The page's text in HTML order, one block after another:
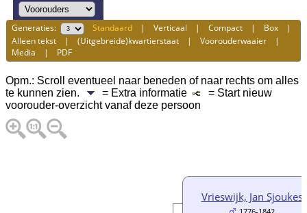
Generaties: Standaard |Verticaal |Compact | Box |
Alleen tekst |(Uitgebreide)kwartierstaat |Voorouderwaaier |
Media | PDF
Opm.: Scroll eventueel naar beneden of naar rechts om alles
te kunnen zien.
= Extra informatie
= Start nieuw
voorouder-overzicht vanaf deze persoon
Vrieswijk, Jan Sjoukes